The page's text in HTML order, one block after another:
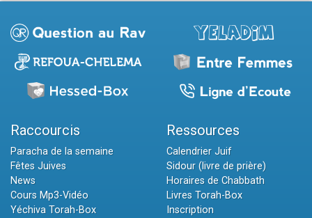
Raccourcis
Paracha de la semaine
Fêtes Juives
News
Cours Mp3-Vidéo
Yéchiva Torah-Box
Ressources
Calendrier Juif
Sidour (livre de prière)
Horaires de Chabbath
Livres Torah-Box
Inscription